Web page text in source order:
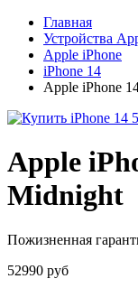
Главная
Устройства
Apple iPhone
iPhone 14
Apple iPhone
Apple
Midnight
Пожизненная
52990 руб